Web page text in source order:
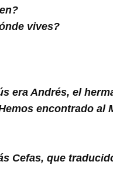
vives?
era Andrés, el
encontrado al
Cefas, que